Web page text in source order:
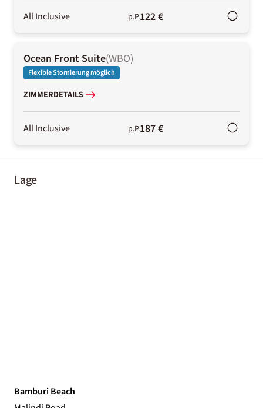
All Inclusive p.P.122 €
Ocean Front Suite(WBO)
Flexible Stornierung möglich
ZIMMERDETAILS
All Inclusive p.P.187 €
Lage
Bamburi Beach